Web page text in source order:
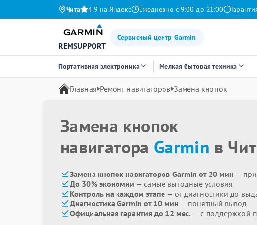
Чита 4.9 на Яндекс Ежедневно с 9:00 до 21:00
REMSUPPORT
Сервисный центр Garmin
Портативная электроника Мелкая бытовая техника
Главная Ремонт навигаторов Замена кнопок
Замена кнопок
навигатора Garmin в
Замена кнопок навигаторов Garmin от 20 мин —
До 30% экономии — самые выгодные условия
Контроль на каждом этапе — от диагностики до
Диагностика Garmin от 10 мин — понятный вывод
Официальная гарантия до 12 мес. — с поддержкой